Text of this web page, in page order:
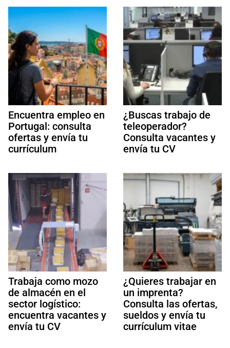
Encuentra empleo en
Portugal: consulta
ofertas y envía tu
currículum
¿Buscas trabajo de
teleoperador?
Consulta vacantes y
envía tu CV
Trabaja como mozo
de almacén en el
sector logístico:
encuentra vacantes y
envía tu CV
¿Quieres trabajar en
un imprenta?
Consulta las ofertas,
sueldos y envía tu
currículum vitae